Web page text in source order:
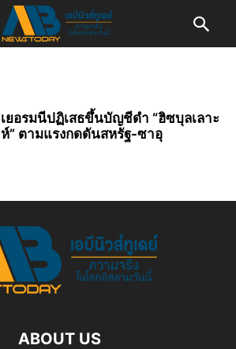
เยอรมนีปฏิเสธขึ้นบัญชีดำ “ฮิซบุลเลาะ
ห์” ตามแรงกดดันสหรัฐ-ซาอุ
ABOUT US